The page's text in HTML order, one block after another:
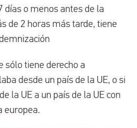
días o menos antes de la
de 2 horas más tarde, tiene
sólo tiene derecho a
desde un país de la UE, o si
la UE a un país de la UE con
europea.